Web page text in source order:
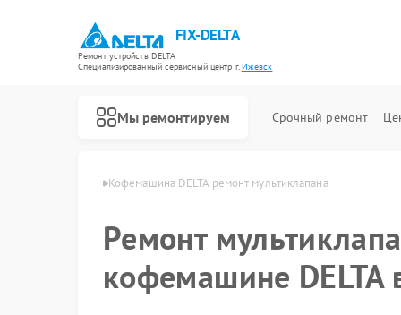
FIX-DELTA
Ремонт устройств DELTA
Специализированный cервисный центр г.Ижевск
Мы ремонтируем Срочный ремонт
Кофемашина DELTA ремонт мультиклапана
Ремонт
кофемашине DELTA